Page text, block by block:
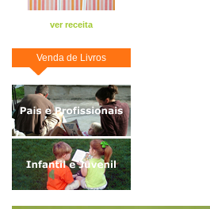
ver receita
Venda de Livros